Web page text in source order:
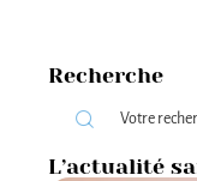
Recherche
L’actualité